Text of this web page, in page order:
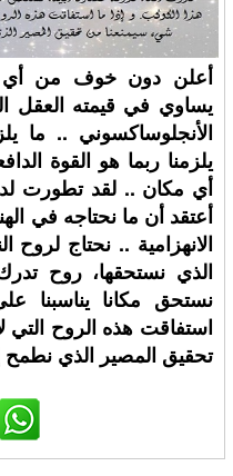
أعلن دون خوف من أي
يساوي في قيمته العقل
الأنجلوساكسوني .. ما
يلزمنا ربما هو القوة
أي مكان .. لقد تطورت
أعتقد أن ما نحتاجه في
الانهزامية .. نحتاج لروح
الذي نستحقها، روح تدرك
نستحق مكانا يناسبنا
استفاقت هذه الروح التي
تحقيق المصير الذي نطمح